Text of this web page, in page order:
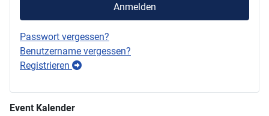
Anmelden
Passwort vergessen?
Benutzername vergessen?
Registrieren
Event Kalender